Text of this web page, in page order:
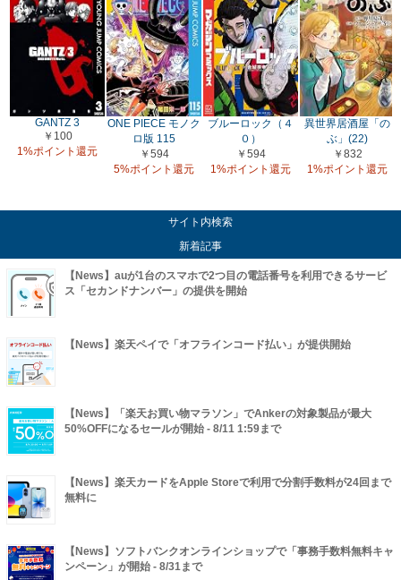
GANTZ 3
￥100
1%ポイント還元
ONE PIECE モノク
ロ版 115
￥594
5%ポイント還元
ブルーロック（４
０）
￥594
1%ポイント還元
異世界居酒屋「の
ぶ」(22)
￥832
1%ポイント還元
サイト内検索
新着記事
【News】auが1台のスマホで2つ目の電話番号を利用できるサービ
ス「セカンドナンバー」の提供を開始
【News】楽天ペイで「オフラインコード払い」が提供開始
【News】「楽天お買い物マラソン」でAnkerの対象製品が最大
50%OFFになるセールが開始 - 8/11 1:59まで
【News】楽天カードをApple Storeで利用で分割手数料が24回まで
無料に
【News】ソフトバンクオンラインショップで「事務手数料無料キャ
ンペーン」が開始 - 8/31まで